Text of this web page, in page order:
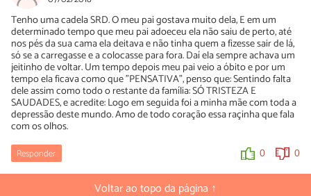
Tenho uma cadela SRD. O meu pai gostava muito dela, E em um
determinado tempo que meu pai adoeceu ela não saiu de perto, até
nos pés da sua cama ela deitava e não tinha quem a fizesse sair de lá,
só se a carregasse e a colocasse para fora. Daí ela sempre achava um
jeitinho de voltar. Um tempo depois meu pai veio a óbito e por um
tempo ela ficava como que "PENSATIVA", penso que: Sentindo falta
dele assim como todo o restante da família: SÓ TRISTEZA E
SAUDADES, e acredite: Logo em seguida foi a minha mãe com toda a
depressão deste mundo. Amo de todo coração essa raçinha que fala
com os olhos.
Responder 0 0
Voltar ao topo da página ↑